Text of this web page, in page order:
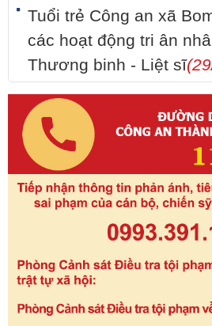
Tuổi trẻ Công an xã
các hoạt động tri ân
Thương binh - Liệt sĩ